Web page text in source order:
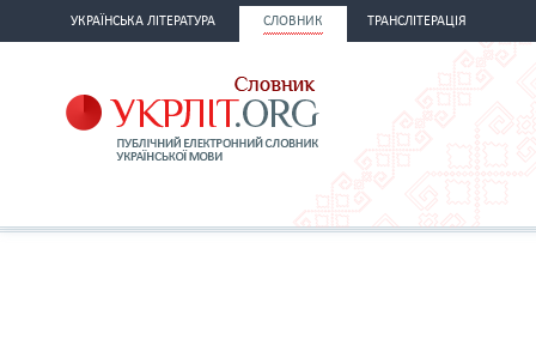
УКРАЇНСЬКА ЛІТЕРАТУРА СЛОВНИК ТРАНСЛІТЕРАЦІЯ